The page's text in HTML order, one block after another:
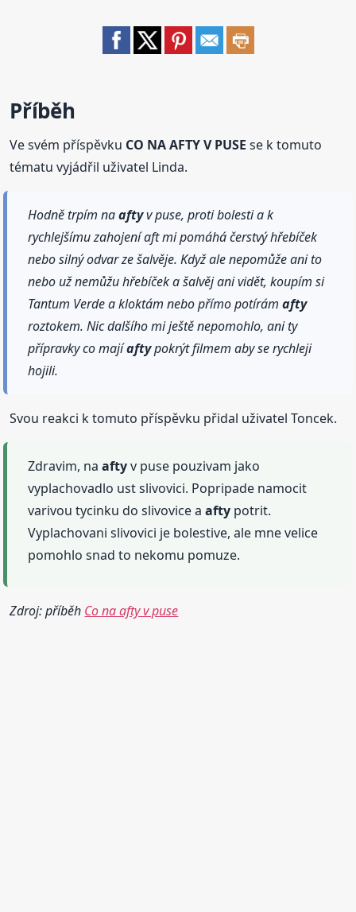
Příběh
Ve svém příspěvku CO NA AFTY V PUSE se k tomuto
tématu vyjádřil uživatel Linda.
Hodně trpím naaftyv puse, proti bolesti a k
rychlejšímu zahojení aft mi pomáhá čerstvý hřebíček
nebo silný odvar ze šalvěje. Když ale nepomůže ani to
nebo už nemůžu hřebíček a šalvěj ani vidět, koupím si
Tantum Verde a kloktám nebo přímo potírámafty
roztokem. Nic dalšího mi ještě nepomohlo, ani ty
přípravky co majíaftypokrýt filmem aby se rychleji
hojili.
Svou reakci k tomuto příspěvku přidal uživatel Toncek.
Zdravim, naaftyv puse pouzivam jako
vyplachovadlo ust slivovici. Popripade namocit
varivou tycinku do slivovice aafty potrit.
Vyplachovani slivovici je bolestive, ale mne velice
pomohlo snad to nekomu pomuze.
Zdroj: příběh Co na afty v puse